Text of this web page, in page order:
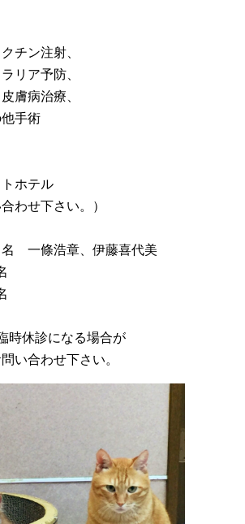
チン注射、
リア予防、
膚病治療、
手術
ホテル
わせ下さい。）
條浩章、伊藤喜代美
休診になる場合が
い合わせ下さい。